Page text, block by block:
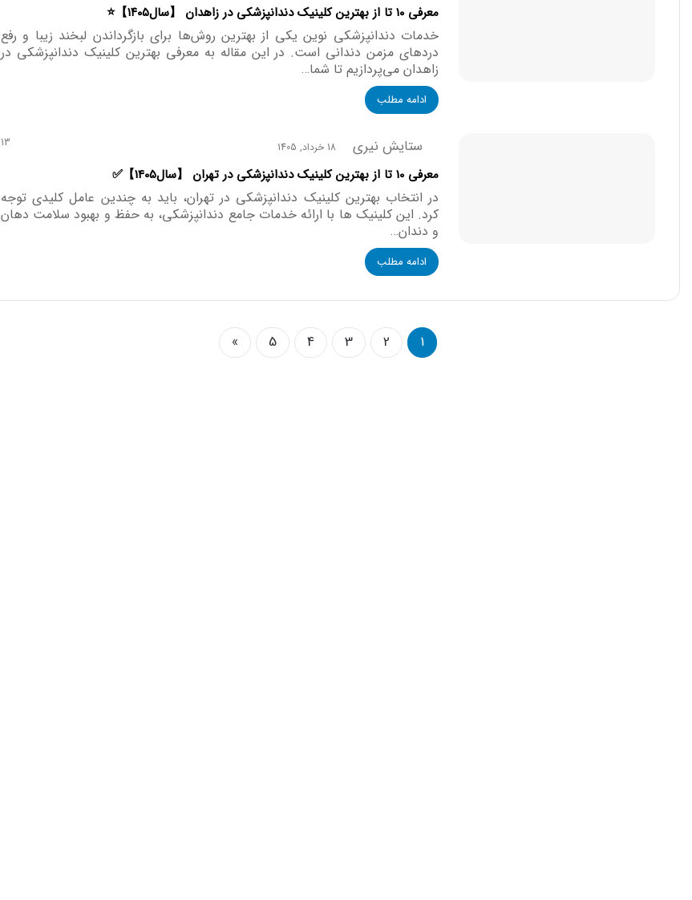
معرفی ۱۰ تا از بهترین کلینیک دندانپزشکی در زاهدان 【سال۱۴۰۵】⭐
خدمات دندانپزشکی نوین یکی از بهترین روش‌ها برای بازگرداندن لبخند زیبا و رفع
دردهای مزمن دندانی است. در این مقاله به معرفی بهترین کلینیک دندانپزشکی در
زاهدان می‌پردازیم تا شما…
ادامه مطلب
ستایش نیری 18 خرداد, 1405 13
معرفی 10 تا از بهترین کلینیک دندانپزشکی در تهران 【سال1405】✅
در انتخاب بهترین کلینیک دندانپزشکی در تهران، باید به چندین عامل کلیدی توجه
کرد. این کلینیک‌ ها با ارائه خدمات جامع دندانپزشکی، به حفظ و بهبود سلامت دهان
و دندان…
ادامه مطلب
1
2
3
4
5
»